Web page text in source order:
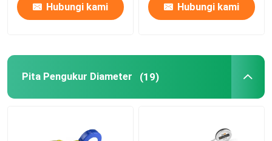
Pita Pengukur Pakaian
Pita Pengukur Laser
Pita Pengukur Jahit yang DiPribadiisasi
Pita Pengukur Diameter
Hubungi kami Hubungi kami
Pita Pengukur Diameter (19)